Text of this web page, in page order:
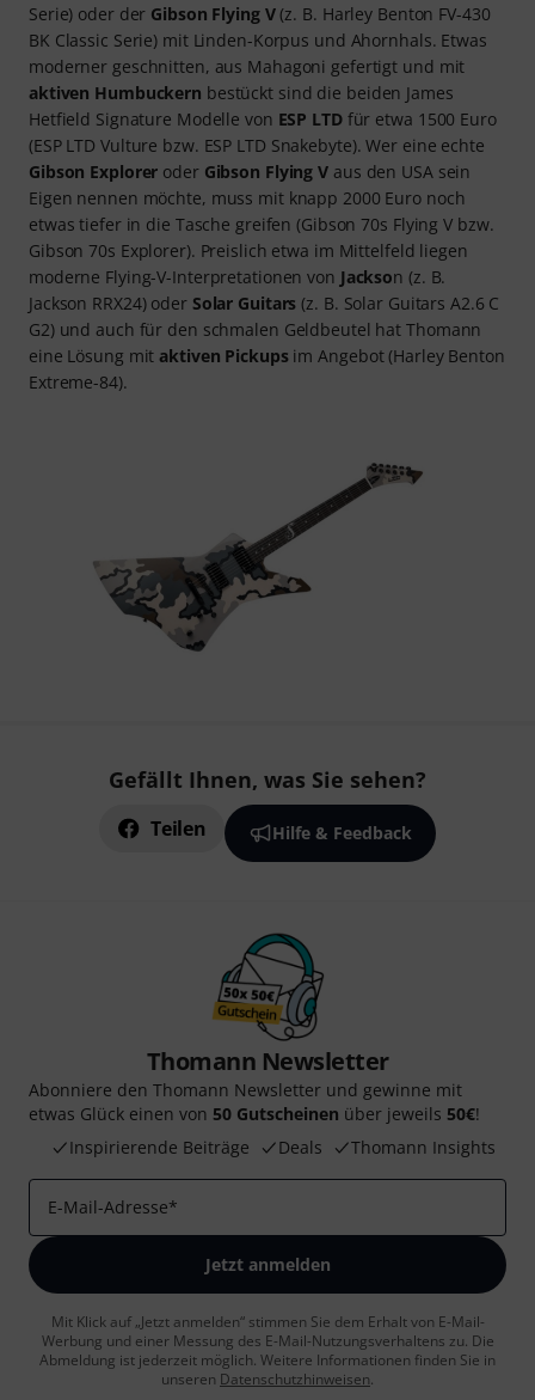
Serie) oder der Gibson Flying V(z. B. Harley Benton FV-430
BK Classic Serie) mit Linden-Korpus und Ahornhals. Etwas
moderner geschnitten, aus Mahagoni gefertigt und mit
aktiven Humbuckern bestückt sind die beiden James
Hetfield Signature Modelle von ESP LTDfür etwa 1500 Euro
(ESP LTD Vulture bzw. ESP LTD Snakebyte). Wer eine echte
Gibson Explorer oder Gibson Flying V aus den USA sein
Eigen nennen möchte, muss mit knapp 2000 Euro noch
etwas tiefer in die Tasche greifen (Gibson 70s Flying V bzw.
Gibson 70s Explorer). Preislich etwa im Mittelfeld liegen
moderne Flying-V-Interpretationen von Jackson (z. B.
Jackson RRX24) oder Solar Guitars (z. B. Solar Guitars A2.6 C
G2) und auch für den schmalen Geldbeutel hat Thomann
eine Lösung mitaktiven Pickupsim Angebot (Harley Benton
Extreme-84).
Gefällt Ihnen, was Sie sehen?
Teilen Hilfe & Feedback
Thomann Newsletter
Abonniere den Thomann Newsletter und gewinne mit
etwas Glück einen von 50 Gutscheinen über jeweils 50€!
Inspirierende Beiträge
Deals Thomann Insights
E-Mail-Adresse*
Jetzt anmelden
Mit Klick auf „Jetzt anmelden“ stimmen Sie dem Erhalt von E-Mail-
Werbung und einer Messung des E-Mail-Nutzungsverhaltens zu. Die
Abmeldung ist jederzeit möglich. Weitere Informationen finden Sie in
unseren Datenschutzhinweisen.